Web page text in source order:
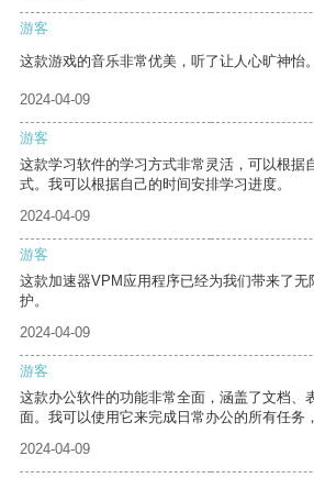
游客
这款游戏的音乐非常优美，听了让人心旷神怡。
2024-04-09
游客
这款学习软件的学习方式非常灵活，可以根据
式。我可以根据自己的时间安排学习进度。
2024-04-09
游客
这款加速器VPM应用程序已经为我们带来了
护。
2024-04-09
游客
这款办公软件的功能非常全面，涵盖了文档、
面。我可以使用它来完成日常办公的所有任务
2024-04-09